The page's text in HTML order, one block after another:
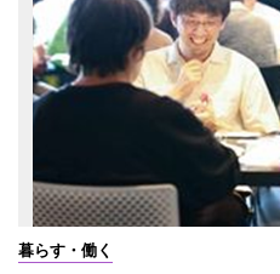
暮らす・働く